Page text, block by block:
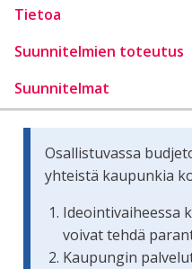
Tietoa
Suunnitelmien toteutus
Suunnitelmat
Osallistuvassa
yhteistä kaupunkia
Ideointivaiheessa
voivat tehdä
Kaupungin